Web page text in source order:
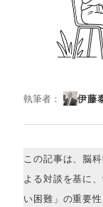
執筆者： 伊藤
この記事は、脳
よる対談を基に
い困難」の重要